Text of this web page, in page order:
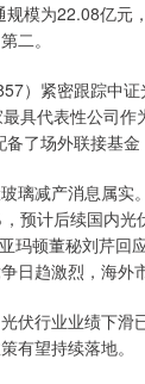
模为22.08亿元
二。
紧密跟踪中证
具代表性公司
了场外联接基金
减产消息属实。
预计后续国内
玛顿董秘刘芹回
日趋激烈，海外
行业业绩下滑
有望持续落地。